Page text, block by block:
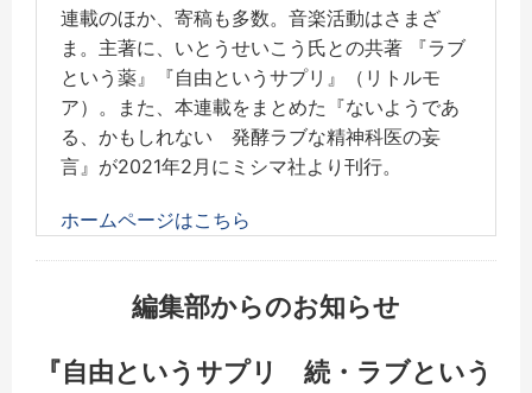
連載のほか、寄稿も多数。音楽活動はさまざ
ま。主著に、いとうせいこう氏との共著 『ラブ
という薬』『自由というサプリ』（リトルモ
ア）。また、本連載をまとめた『ないようであ
る、かもしれない 発酵ラブな精神科医の妄
言』が2021年2月にミシマ社より刊行。
ホームページはこちら
編集部からのお知らせ
『自由というサプリ 続・ラブという